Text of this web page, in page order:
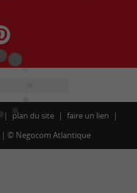
plan du site
faire un lien
© Negocom Atlantique